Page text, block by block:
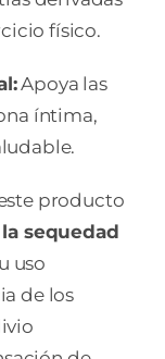
físico.
Apoya las
íntima,
producto
sequedad
uso
de los